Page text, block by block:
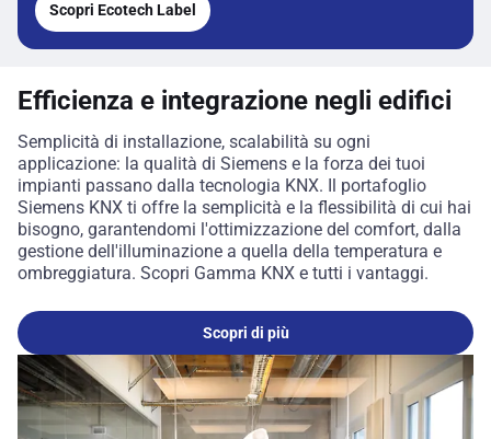
Scopri Ecotech Label
Efficienza e integrazione negli edifici
Semplicità di installazione, scalabilità su ogni
applicazione: la qualità di Siemens e la forza dei tuoi
impianti passano dalla tecnologia KNX. Il portafoglio
Siemens KNX ti offre la semplicità e la flessibilità di cui hai
bisogno, garantendomi l'ottimizzazione del comfort, dalla
gestione dell'illuminazione a quella della temperatura e
ombreggiatura. Scopri Gamma KNX e tutti i vantaggi.
Scopri di più